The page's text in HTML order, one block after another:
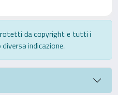
da copyright e tutti i
indicazione.